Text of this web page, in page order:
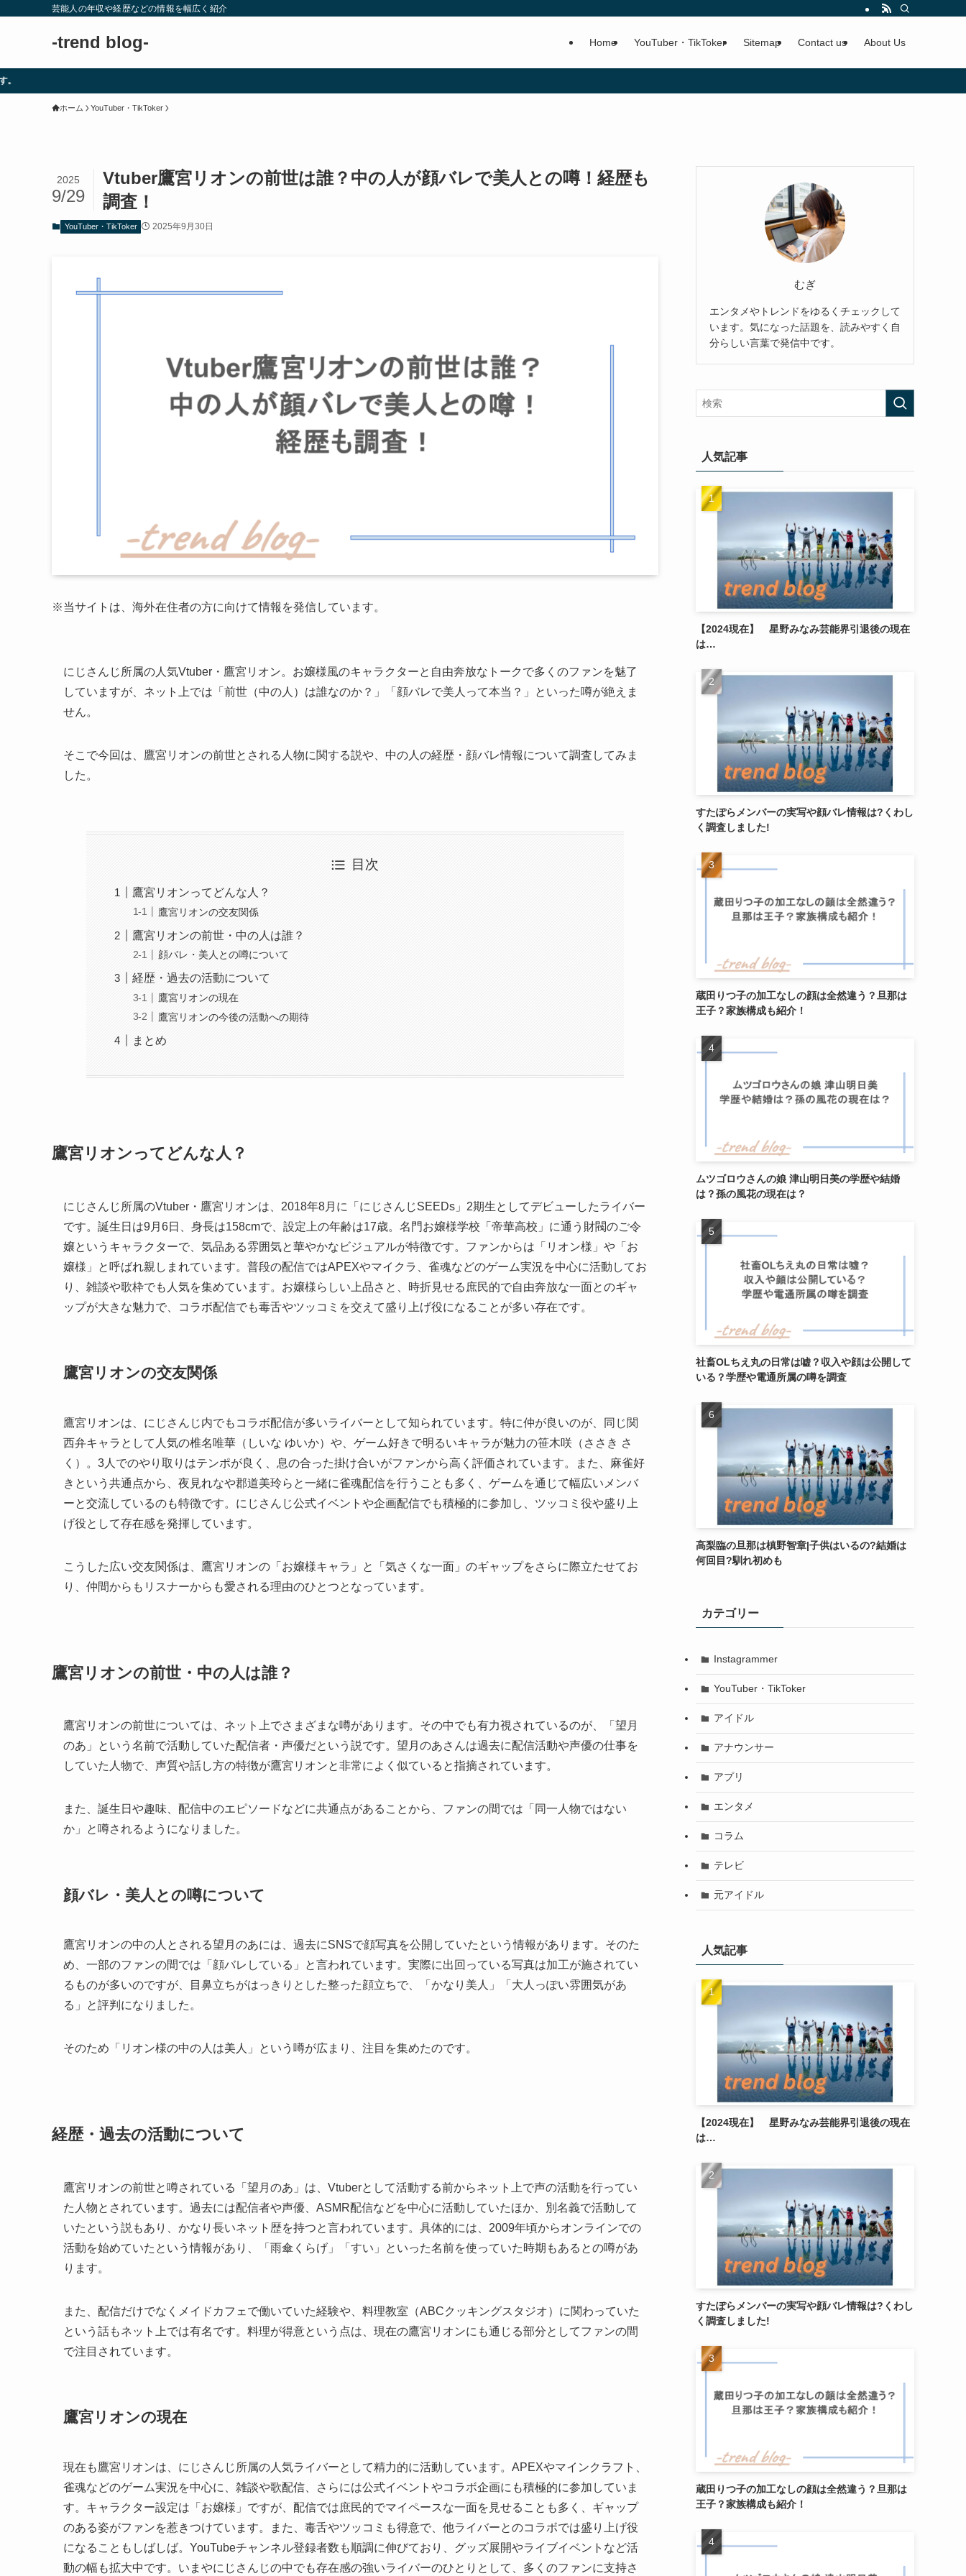
芸能人の年収や経歴などの情報を幅広く紹介
-trend blog- Home YouTuber・TikToker Sitemap Contact us About Us
ホーム YouTuber・TikToker
Vtuber鷹宮リオンの前世は誰？中の人が顔バレで美人との噂！経歴も
調査！
2025
9/29
YouTuber・TikToker 2025年9月30日
※当サイトは、海外在住者の方に向けて情報を発信しています。
にじさんじ所属の人気Vtuber・鷹宮リオン。お嬢様風のキャラクターと自由奔放なトークで多くのファンを魅了
していますが、ネット上では「前世（中の人）は誰なのか？」「顔バレで美人って本当？」といった噂が絶えま
せん。
そこで今回は、鷹宮リオンの前世とされる人物に関する説や、中の人の経歴・顔バレ情報について調査してみま
した。
目次
鷹宮リオンってどんな人？
鷹宮リオンの交友関係
鷹宮リオンの前世・中の人は誰？
顔バレ・美人との噂について
経歴・過去の活動について
鷹宮リオンの現在
鷹宮リオンの今後の活動への期待
まとめ
鷹宮リオンってどんな人？
にじさんじ所属のVtuber・鷹宮リオンは、2018年8月に「にじさんじSEEDs」2期生としてデビューしたライバー
です。誕生日は9月6日、身長は158cmで、設定上の年齢は17歳。名門お嬢様学校「帝華高校」に通う財閥のご令
嬢というキャラクターで、気品ある雰囲気と華やかなビジュアルが特徴です。ファンからは「リオン様」や「お
嬢様」と呼ばれ親しまれています。普段の配信ではAPEXやマイクラ、雀魂などのゲーム実況を中心に活動してお
り、雑談や歌枠でも人気を集めています。お嬢様らしい上品さと、時折見せる庶民的で自由奔放な一面とのギャ
ップが大きな魅力で、コラボ配信でも毒舌やツッコミを交えて盛り上げ役になることが多い存在です。
鷹宮リオンの交友関係
鷹宮リオンは、にじさんじ内でもコラボ配信が多いライバーとして知られています。特に仲が良いのが、同じ関
西弁キャラとして人気の椎名唯華（しいな ゆいか）や、ゲーム好きで明るいキャラが魅力の笹木咲（ささき さ
く）。3人でのやり取りはテンポが良く、息の合った掛け合いがファンから高く評価されています。また、麻雀好
きという共通点から、夜見れなや郡道美玲らと一緒に雀魂配信を行うことも多く、ゲームを通じて幅広いメンバ
ーと交流しているのも特徴です。にじさんじ公式イベントや企画配信でも積極的に参加し、ツッコミ役や盛り上
げ役として存在感を発揮しています。
こうした広い交友関係は、鷹宮リオンの「お嬢様キャラ」と「気さくな一面」のギャップをさらに際立たせてお
り、仲間からもリスナーからも愛される理由のひとつとなっています。
鷹宮リオンの前世・中の人は誰？
鷹宮リオンの前世については、ネット上でさまざまな噂があります。その中でも有力視されているのが、「望月
のあ」という名前で活動していた配信者・声優だという説です。望月のあさんは過去に配信活動や声優の仕事を
していた人物で、声質や話し方の特徴が鷹宮リオンと非常によく似ていると指摘されています。
また、誕生日や趣味、配信中のエピソードなどに共通点があることから、ファンの間では「同一人物ではない
か」と噂されるようになりました。
顔バレ・美人との噂について
鷹宮リオンの中の人とされる望月のあには、過去にSNSで顔写真を公開していたという情報があります。そのた
め、一部のファンの間では「顔バレしている」と言われています。実際に出回っている写真は加工が施されてい
るものが多いのですが、目鼻立ちがはっきりとした整った顔立ちで、「かなり美人」「大人っぽい雰囲気があ
る」と評判になりました。
そのため「リオン様の中の人は美人」という噂が広まり、注目を集めたのです。
経歴・過去の活動について
鷹宮リオンの前世と噂されている「望月のあ」は、Vtuberとして活動する前からネット上で声の活動を行ってい
た人物とされています。過去には配信者や声優、ASMR配信などを中心に活動していたほか、別名義で活動して
いたという説もあり、かなり長いネット歴を持つと言われています。具体的には、2009年頃からオンラインでの
活動を始めていたという情報があり、「雨傘くらげ」「すい」といった名前を使っていた時期もあるとの噂があ
ります。
また、配信だけでなくメイドカフェで働いていた経験や、料理教室（ABCクッキングスタジオ）に関わっていた
という話もネット上では有名です。料理が得意という点は、現在の鷹宮リオンにも通じる部分としてファンの間
で注目されています。
鷹宮リオンの現在
現在も鷹宮リオンは、にじさんじ所属の人気ライバーとして精力的に活動しています。APEXやマインクラフト、
雀魂などのゲーム実況を中心に、雑談や歌配信、さらには公式イベントやコラボ企画にも積極的に参加していま
す。キャラクター設定は「お嬢様」ですが、配信では庶民的でマイペースな一面を見せることも多く、ギャップ
のある姿がファンを惹きつけています。また、毒舌やツッコミも得意で、他ライバーとのコラボでは盛り上げ役
になることもしばしば。YouTubeチャンネル登録者数も順調に伸びており、グッズ展開やライブイベントなど活
動の幅も拡大中です。いまやにじさんじの中でも存在感の強いライバーのひとりとして、多くのファンに支持さ
むぎ
エンタメやトレンドをゆるくチェックして
います。気になった話題を、読みやすく自
分らしい言葉で発信中です。
人気記事
【2024現在】 星野みなみ芸能界引退後の現在
は…
すたぽらメンバーの実写や顔バレ情報は?くわし
く調査しました!
蔵田りつ子の加工なしの顔は全然違う？旦那は
王子？家族構成も紹介！
ムツゴロウさんの娘 津山明日美の学歴や結婚
は？孫の風花の現在は？
社畜OLちえ丸の日常は嘘？収入や顔は公開して
いる？学歴や電通所属の噂を調査
高梨臨の旦那は槙野智章|子供はいるの?結婚は
何回目?馴れ初めも
カテゴリー
Instagrammer
YouTuber・TikToker
アイドル
アナウンサー
アプリ
エンタメ
コラム
テレビ
元アイドル
人気記事
【2024現在】 星野みなみ芸能界引退後の現在
は…
すたぽらメンバーの実写や顔バレ情報は?くわし
く調査しました!
蔵田りつ子の加工なしの顔は全然違う？旦那は
王子？家族構成も紹介！